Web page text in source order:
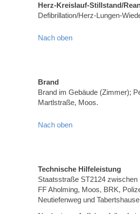
Herz-Kreislauf-Stillstand/
Defibrillation/Herz-Lungen-
Nach oben
Brand
Brand im Gebäude (Zimmer);
Martlstraße, Moos.
Nach oben
Technische Hilfeleistung
Staatsstraße ST2124
FF Aholming, Moos, BRK,
Neutiefenweg und